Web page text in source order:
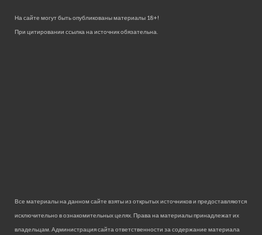
На сайте могут быть опубликованы материалы 18+!
При цитировании ссылка на источник обязательна.
Все материалы на данном сайте взяты из открытых источников и предоставляются
исключительно в ознакомительных целях. Права на материалы принадлежат их
владельцам. Администрация сайта ответственности за содержание материала